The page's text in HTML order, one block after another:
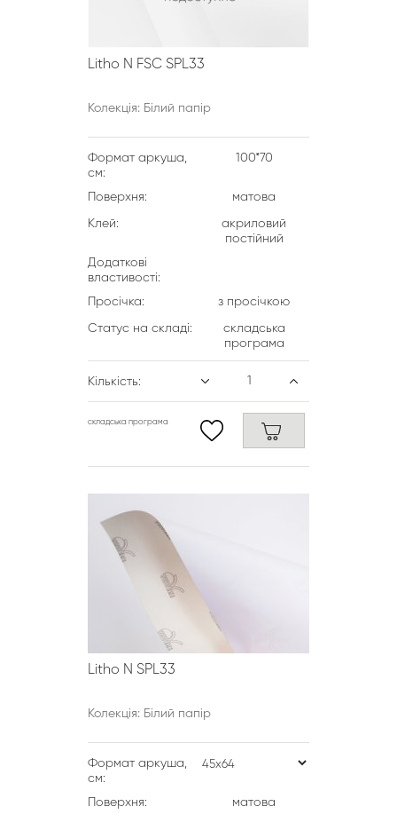
Litho N FSC SPL33
Колекція: Білий папір
Формат аркуша,
см:
100*70
Поверхня: матова
Клей:
акриловий
постійний
Додаткові
властивості:
Просічка:
з просічкою
Статус на складі:
складська
програма
Кількість:
складська програма
Litho N SPL33
Колекція: Білий папір
Формат аркуша,
см:
Поверхня:
матова